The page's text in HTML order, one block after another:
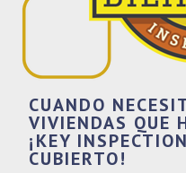
CUANDO
VIVIENDAS QUE
¡KEY
CUBIERTO!